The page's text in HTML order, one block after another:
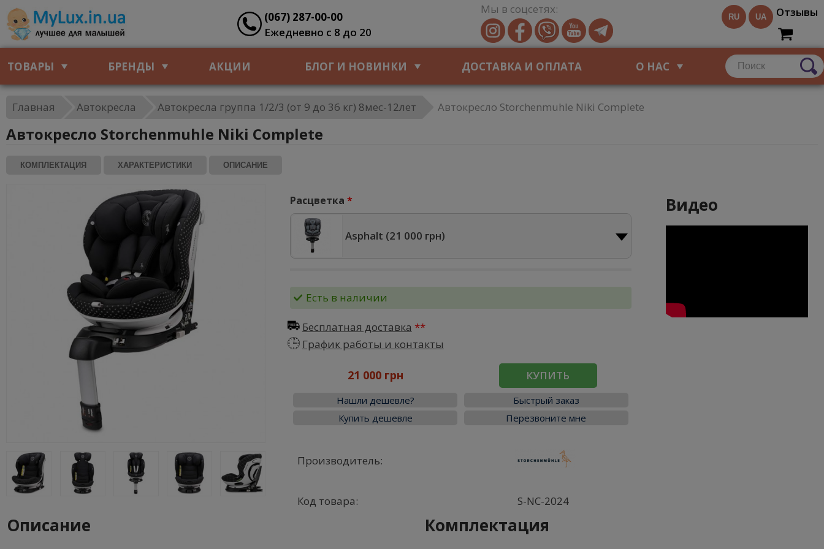
(067) 287-00-00
Ежедневно с 8 до 20
Мы в соцсетях:
RU UA Отзывы
ТОВАРЫ БРЕНДЫ АКЦИИ БЛОГ И НОВИНКИ ДОСТАВКА И ОПЛАТА О НАС
Главная Автокресла Автокресла группа 1/2/3 (от 9 до 36 кг) 8мес-12лет Автокресло Storchenmuhle Niki Complete
Автокресло Storchenmuhle Niki Complete
КОМПЛЕКТАЦИЯ ХАРАКТЕРИСТИКИ ОПИСАНИЕ
Расцветка
Asphalt (21 000 грн)
Есть в наличии
Бесплатная доставка
График работы и контакты
21 000 грн КУПИТЬ
Нашли дешевле?
Быстрый заказ
Купить дешевле
Перезвоните мне
Производитель:
Код товара: S-NC-2024
Видео
Описание Комплектация